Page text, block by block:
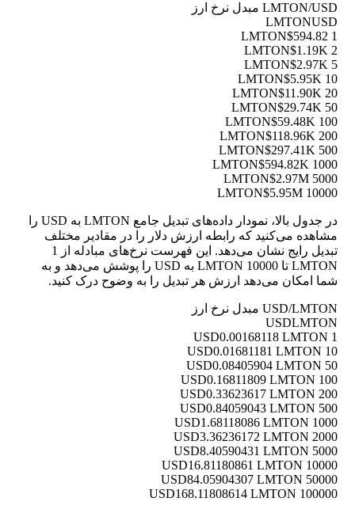
LMTON/USD مبدل نرخ ارز
LMTONUSD
1 LMTON
$594.82
2 LMTON
$1.19K
5 LMTON
$2.97K
10 LMTON
$5.95K
20 LMTON
$11.90K
50 LMTON
$29.74K
100 LMTON
$59.48K
200 LMTON
$118.96K
500 LMTON
$297.41K
1000 LMTON
$594.82K
5000 LMTON
$2.97M
10000 LMTON
$5.95M
در جدول بالا، نمودار داده‌های تبدیل جامع LMTON به USD را
مشاهده می‌کنید که رابطه ارزش دلار را در مقادیر مختلف
تبدیل رایج نشان می‌دهد. این فهرست نرخ‌های مبادله از 1
LMTON تا 10000 LMTON به USD را پوشش می‌دهد و به
شما امکان می‌دهد ارزش هر تبدیل را به وضوح درک کنید.
USD/LMTON مبدل نرخ ارز
USDLMTON
1 USD
0.00168118 LMTON
10 USD
0.01681181 LMTON
50 USD
0.08405904 LMTON
100 USD
0.16811809 LMTON
200 USD
0.33623617 LMTON
500 USD
0.84059043 LMTON
1000 USD
1.68118086 LMTON
2000 USD
3.36236172 LMTON
5000 USD
8.40590431 LMTON
10000 USD
16.81180861 LMTON
50000 USD
84.05904307 LMTON
100000 USD
168.11808614 LMTON